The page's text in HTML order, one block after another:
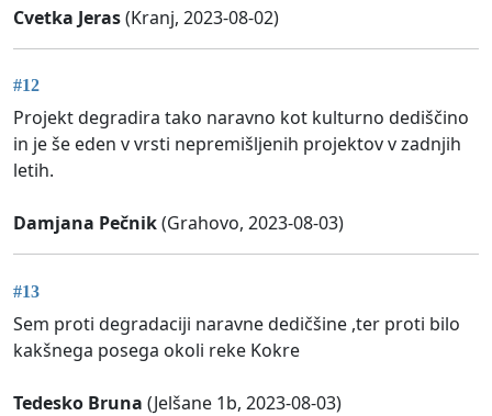
Cvetka Jeras(Kranj, 2023-08-02)
#12
Projekt degradira tako naravno kot kulturno dediščino
in je še eden v vrsti nepremišljenih projektov v zadnjih
letih.
Damjana Pečnik(Grahovo, 2023-08-03)
#13
Sem proti degradaciji naravne dedičšine ,ter proti bilo
kakšnega posega okoli reke Kokre
Tedesko Bruna (Jelšane 1b, 2023-08-03)